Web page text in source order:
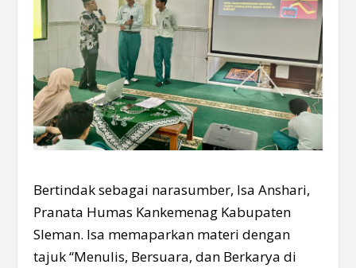
Bertindak sebagai narasumber, Isa Anshari,
Pranata Humas Kankemenag Kabupaten
Sleman. Isa memaparkan materi dengan
tajuk “Menulis, Bersuara, dan Berkarya di